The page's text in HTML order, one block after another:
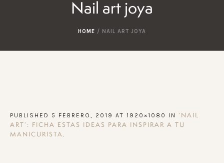
Nail art joya
HOME / NAIL ART JOYA
PUBLISHED 5 FEBRERO, 2019 AT 1920×1080 IN
‘NAIL
ART’: FICHA ESTAS IDEAS PARA INSPIRAR A TU
MANICURISTA.